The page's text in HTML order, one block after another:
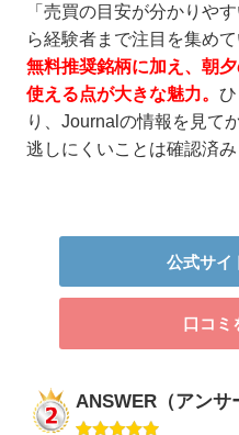
「売買の目安が分かりや
ら経験者まで注目を集めて
無料推奨銘柄に加え、朝
使える点が大きな魅力。
り、Journalの情報を見て
逃しにくいことは確認済み
公式サイ
口コミ
ANSWER（アンサ